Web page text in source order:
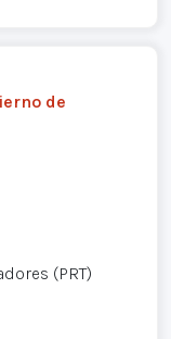
de
(PRT)